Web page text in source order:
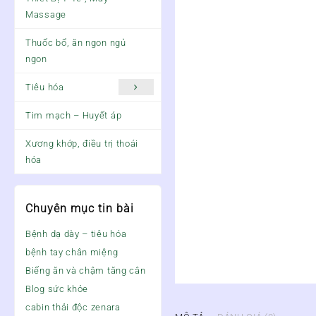
Massage
Thuốc bổ, ăn ngon ngủ
ngon
Tiêu hóa
Tim mạch – Huyết áp
Xương khớp, điều trị thoái
hóa
Chuyên mục tin bài
Bệnh dạ dày – tiêu hóa
bệnh tay chân miệng
Biếng ăn và chậm tăng cân
Blog sức khỏe
cabin thải độc zenara